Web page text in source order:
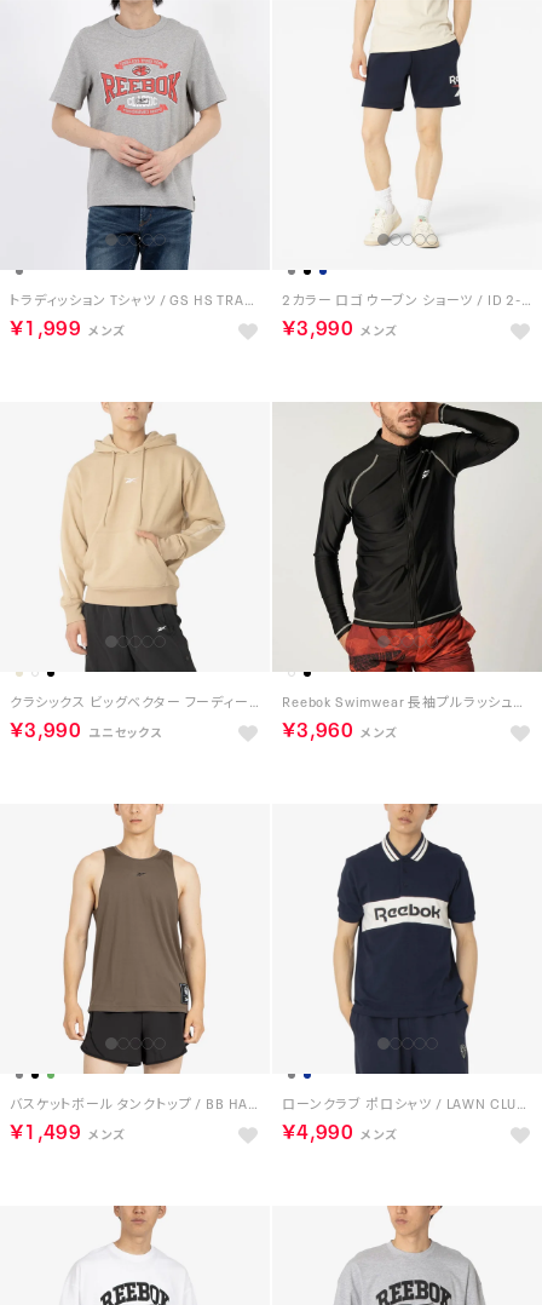
トラディッション Tシャツ / GS HS TRADITION TEE （ヘザーグレー）
￥1,999
2カラー ロゴ ウーブン ショーツ / ID 2-COLOR LOGO 7 SHORT （ネイビー）
￥3,990
クラシックス ビッグベクター フーディー / Classics Vector Hoodie （ベージュ）
￥3,990
Reebok Swimwear 長袖プルラッシュガード （ブラック）
￥3,960
バスケットボール タンクトップ / BB HALF COURT TANK （アーミーグリーン）
￥1,499
ローンクラブ ポロシャツ / LAWN CLUB POLO （ネイビー）
￥4,990